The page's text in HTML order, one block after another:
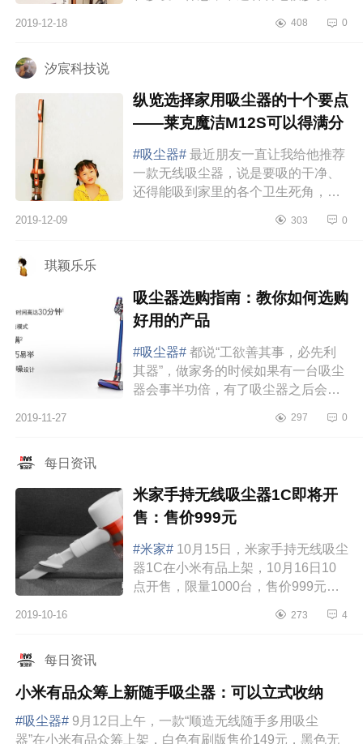
的毛发，又不得不把自己撑起来，勉
2019-12-18 408 0
汐宸科技说
纵览选择家用吸尘器的十个要点
——莱克魔洁M12S可以得满分
#吸尘器# 最近朋友一直让我给他推荐
一款无线吸尘器，说是要吸的干净、
还得能吸到家里的各个卫生死角，并
小时左右，倒灰方便，清洁容易等等
2019-12-09 303 0
琪颖乐乐
吸尘器选购指南：教你如何选购
好用的产品
#吸尘器# 都说“工欲善其事，必先利
其器”，做家务的时候如果有一台吸尘
器会事半功倍，有了吸尘器之后会让
大扫除也不会弄得家里到处都是灰
2019-11-27 297 0
每日资讯
米家手持无线吸尘器1C即将开
售：售价999元
#米家# 10月15日，米家手持无线吸尘
器1C在小米有品上架，10月16日10
点开售，限量1000台，售价999元，
主机将马达和电池后置于手柄处，力
2019-10-16 273 4
每日资讯
小米有品众筹上新随手吸尘器：可以立式收纳
#吸尘器# 9月12日上午，一款“顺造无线随手多用吸尘
器”在小米有品众筹上架，白色有刷版售价149元，黑色无